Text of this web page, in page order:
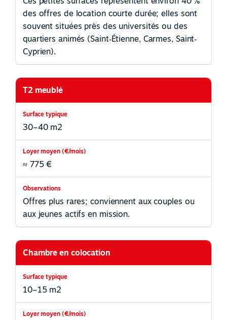
des offres de location courte durée; elles sont
souvent situées près des universités ou des
quartiers animés (Saint‐Étienne, Carmes, Saint‐
Cyprien).
T2 meublé
30–40 m2
≈ 775 €
Offres plus rares; conviennent aux couples ou
aux jeunes actifs en mission.
Chambre en colocation
10–15 m2